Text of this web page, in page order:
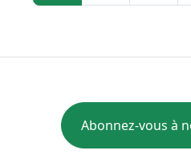
Abonnez-vous à